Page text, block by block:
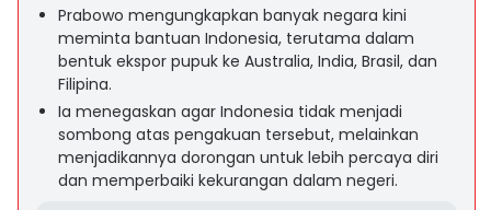
Prabowo mengungkapkan banyak negara kini
meminta bantuan Indonesia, terutama dalam
bentuk ekspor pupuk ke Australia, India, Brasil, dan
Filipina.
Ia menegaskan agar Indonesia tidak menjadi
sombong atas pengakuan tersebut, melainkan
menjadikannya dorongan untuk lebih percaya diri
dan memperbaiki kekurangan dalam negeri.